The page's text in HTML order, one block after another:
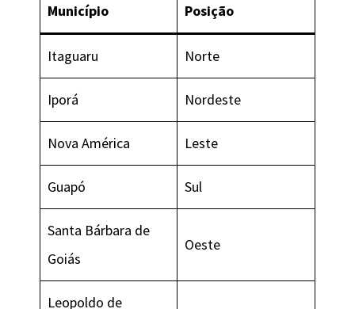
Município Posição
Itaguaru Norte
Iporá Nordeste
Nova América Leste
Guapó Sul
Santa Bárbara de
Goiás
Oeste
Leopoldo de